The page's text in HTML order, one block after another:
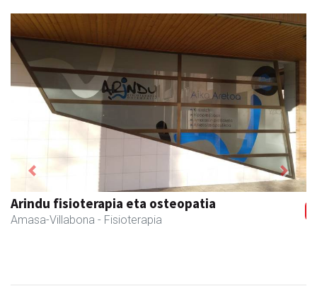
Arindu fisioterapia eta osteopatia
Amasa-Villabona - Fisioterapia
Previous Next